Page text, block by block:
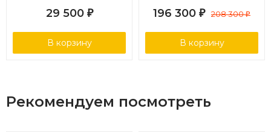
29 500 ₽
В корзину
196 300 ₽ 208 300₽
В корзину
Рекомендуем посмотреть